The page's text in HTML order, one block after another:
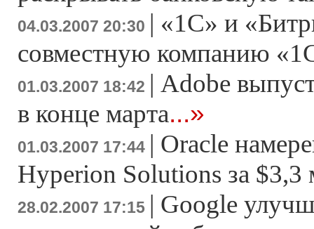
04.03.2007 20:30 | «1С» и
совместную компанию
01.03.2007 18:42 | Adobe
в конце марта...»
01.03.2007 17:44 | Oracle
Hyperion Solutions за
28.02.2007 17:15 | Google